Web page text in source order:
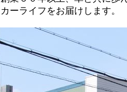
カーライフをお届けします。